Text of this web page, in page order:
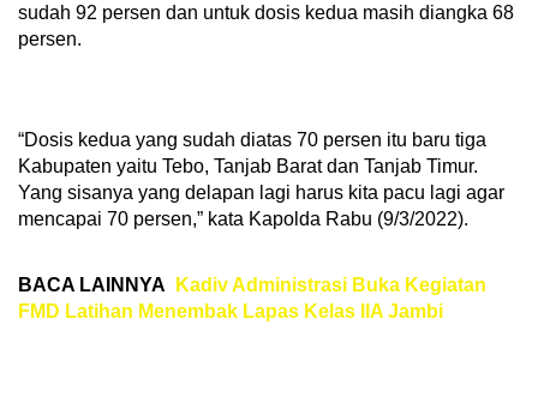
sudah 92 persen dan untuk dosis kedua masih diangka 68
persen.
“Dosis kedua yang sudah diatas 70 persen itu baru tiga
Kabupaten yaitu Tebo, Tanjab Barat dan Tanjab Timur.
Yang sisanya yang delapan lagi harus kita pacu lagi agar
mencapai 70 persen,” kata Kapolda Rabu (9/3/2022).
BACA LAINNYA
Kadiv Administrasi Buka Kegiatan
FMD Latihan Menembak Lapas Kelas IIA Jambi